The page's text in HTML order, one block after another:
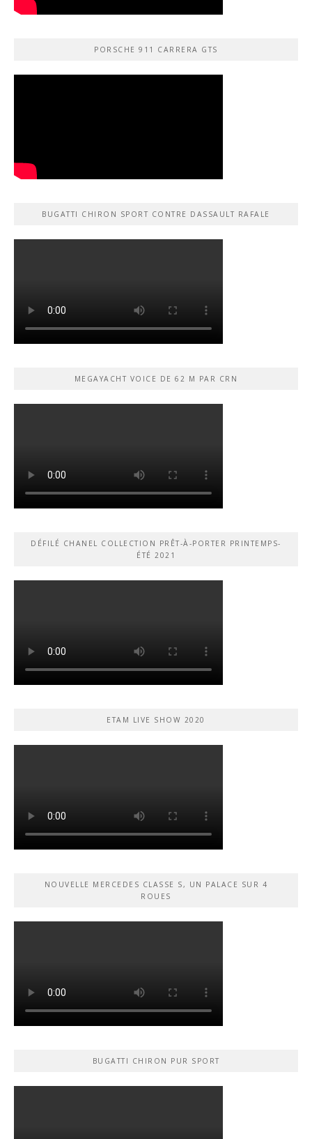
PORSCHE 911 CARRERA GTS
BUGATTI CHIRON SPORT CONTRE DASSAULT RAFALE
MEGAYACHT VOICE DE 62 M PAR CRN
DÉFILÉ CHANEL COLLECTION PRÊT-À-PORTER PRINTEMPS-
ÉTÉ 2021
ETAM LIVE SHOW 2020
NOUVELLE MERCEDES CLASSE S, UN PALACE SUR 4
ROUES
BUGATTI CHIRON PUR SPORT